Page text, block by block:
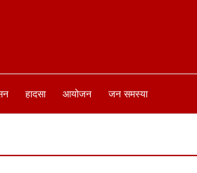
हादसा आयोजन जन समस्या